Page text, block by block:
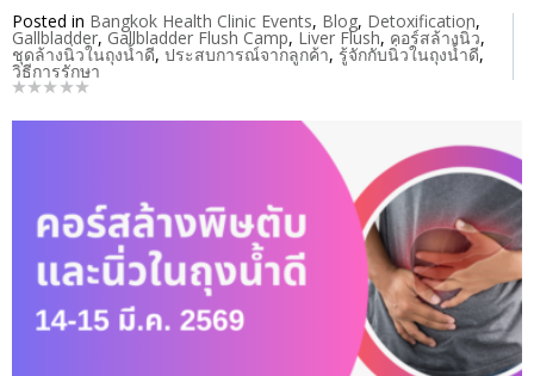
Posted in Bangkok Health Clinic Events, Blog, Detoxification,
Gallbladder, Gallbladder Flush Camp, Liver Flush, คอร์สล้างนิ่ว,
ชุดล้างนิ่วในถุงน้ำดี, ประสบการณ์จากลูกค้า, รู้จักกับนิ่วในถุงน้ำดี,
วิธีการรักษา